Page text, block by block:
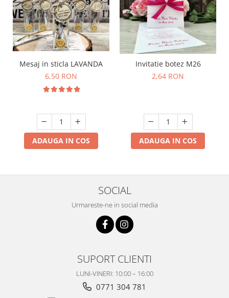
Mesaj in sticla LAVANDA
6,50 RON
ADAUGA IN COS
Invitatie botez M26
2,64 RON
ADAUGA IN COS
SOCIAL
Urmareste-ne in social media
SUPORT CLIENTI
LUNI-VINERI: 10:00 – 16:00
0771 304 781